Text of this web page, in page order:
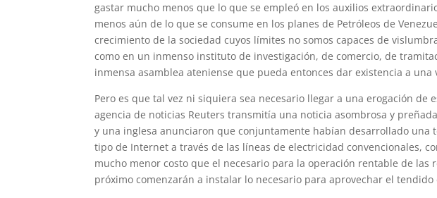
gastar mucho menos que lo que se empleó en los auxilios
menos aún de lo que se consume en los planes de Petróleos de
crecimiento de la sociedad cuyos límites no somos capaces de
como en un inmenso instituto de investigación, de comercio, de
inmensa asamblea ateniense que pueda entonces dar existencia a
Pero es que tal vez ni siquiera sea necesario llegar a una erogación de
agencia de noticias Reuters transmitía una noticia asombrosa y
y una inglesa anunciaron que conjuntamente habían desarrollado una
tipo de Internet a través de las líneas de electricidad convencionales,
mucho menor costo que el necesario para la operación rentable de las
próximo comenzarán a instalar lo necesario para aprovechar el